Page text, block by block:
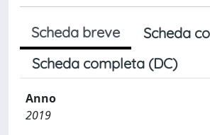
Scheda breve
Scheda
Scheda completa (DC)
Anno
2019